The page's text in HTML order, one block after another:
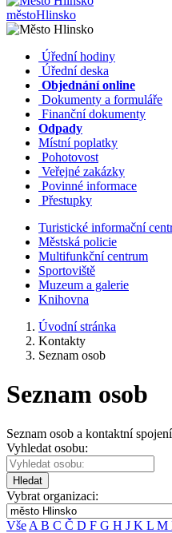
městoHlinsko
Úřední hodiny
Úřední deska
Objednání online
Dokumenty a formuláře
Finanční dokumenty
Odpady
Místní poplatky
Pohotovost
Veřejné zakázky
Povinné informace
Přestupky
Turistické informační
Městská policie
Multifunkční centrum
Sportoviště
Muzeum a galerie
Knihovna
Úvodní stránka
Kontakty
Seznam osob
Seznam osob
Seznam osob a kontaktní
Vyhledat osobu:
Hledat
Vybrat organizaci:
Vše A B C Č D F G H J K L M